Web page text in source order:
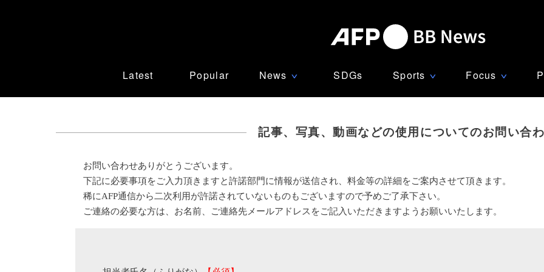
Latest Popular News ∨ SDGs Sports ∨ Focus ∨
記事、写真、動画などの使用についてのお問い合
お問い合わせありがとうございます。
下記に必要事項をご入力頂きますと許諾部門に情報が送信され、料金等の詳細をご案内させて頂きます。
稀にAFP通信から二次利用が許諾されていないものもございますので予めご了承下さい。
ご連絡の必要な方は、お名前、ご連絡先メールアドレスをご記入いただきますようお願いいたします。